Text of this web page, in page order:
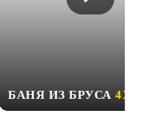
БАНЯ ИЗ БРУСА 4Х6